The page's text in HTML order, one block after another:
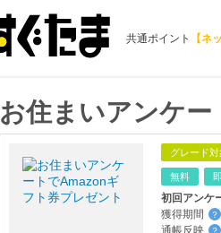
共通ポイント 【ネ
お住まいアンケ
グレード対
無料
初回アンケ
獲得期間
？
通帳反映
？